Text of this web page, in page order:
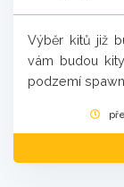
Výběr kitů již
vám budou
podzemí